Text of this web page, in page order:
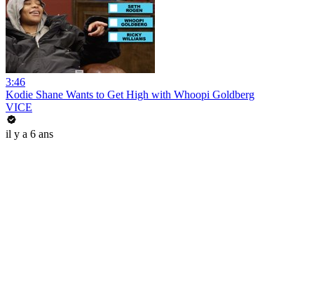
3:46
Kodie Shane Wants to Get High with Whoopi Goldberg
VICE
il y a 6 ans